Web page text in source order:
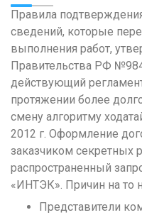
Правила
сведений, которые
выполнения работ,
Правительства РФ
действующий
протяжении более
смену алгоритму
2012 г. Оформление
заказчиком секретных
распространенный
«ИНТЭК». Причин на то
Представители
Казань
Калининград
Калуга
Кемерово
Киров
Краснодар
Красноярск
Курган
Курск